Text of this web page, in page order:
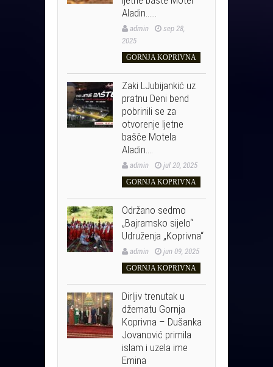
Aladin……
admin
sep 28,
2025
GORNJA KOPRIVNA
Zaki LJubijankić uz
pratnu Deni bend
pobrinili se za
otvorenje ljetne
bašče Motela
Aladin….
admin jul 20, 2025
GORNJA KOPRIVNA
Održano sedmo
„Bajramsko sijelo“
Udruženja „Koprivna“
admin jun 09, 2025
GORNJA KOPRIVNA
Dirljiv trenutak u
džematu Gornja
Koprivna – Dušanka
Jovanović primila
islam i uzela ime
Emina